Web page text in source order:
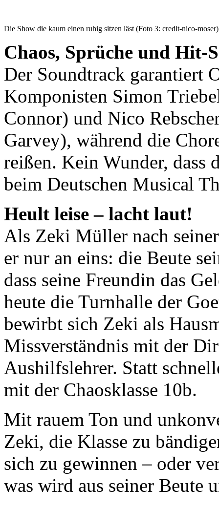
Die Show die kaum einen ruhig sitzen läst (Foto 3: credit-nico-moser)
Chaos, Sprüche und Hit-
Der Soundtrack garantiert
Komponisten Simon
Connor) und Nico
Garvey), während die
reißen. Kein Wunder, dass
beim Deutschen Musical
Heult leise – lacht laut!
Als Zeki Müller nach
er nur an eins: die Beute
dass seine Freundin das
heute die Turnhalle der
bewirbt sich Zeki als
Missverständnis mit der
Aushilfslehrer. Statt
mit der Chaosklasse 10b.
Mit rauem Ton und
Zeki, die Klasse zu
sich zu gewinnen – oder
was wird aus seiner Beute